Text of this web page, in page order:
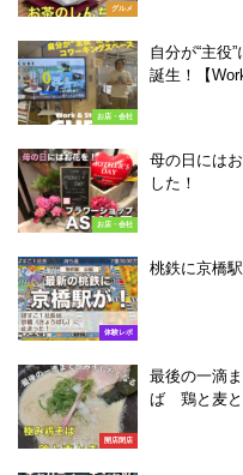
グルメ
お店・会社
自分が“主役
誕生！【
お店・会社
母の日には
した！
体験レポ
桃鉄に京橋
開店閉店
最後の一滴
ば 鶏と麦と